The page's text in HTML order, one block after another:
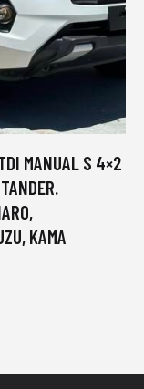
MANUAL S 4×2
KAMA